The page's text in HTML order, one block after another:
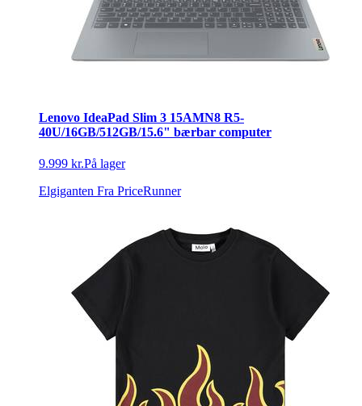
Lenovo IdeaPad Slim 3 15AMN8 R5-
40U/16GB/512GB/15.6" bærbar computer
9.999 kr.På lager
Elgiganten Fra PriceRunner